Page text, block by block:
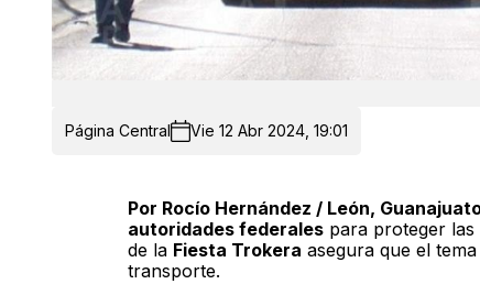
Página Central Vie 12 Abr 2024, 19:01
Por Rocío Hernández / León,
autoridades federalespara proteger las
de la Fiesta Trokera asegura que el
transporte.